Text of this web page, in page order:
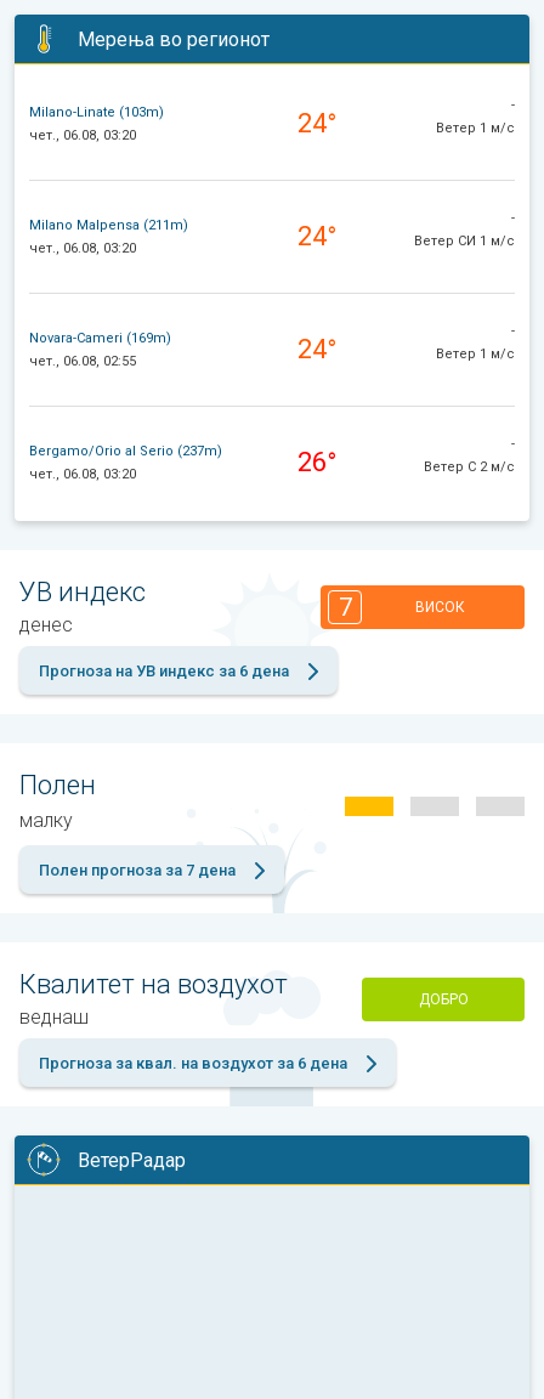
Мерења во регионот
Milano-Linate (103m)
чет., 06.08, 03:20
24°
-
Ветер 1 м/с
Milano Malpensa (211m)
чет., 06.08, 03:20
24°
-
Ветер СИ 1 м/с
Novara-Cameri (169m)
чет., 06.08, 02:55
24°
-
Ветер 1 м/с
Bergamo/Orio al Serio (237m)
чет., 06.08, 03:20
26°
-
Ветер С 2 м/с
УВ индекс
денес
7 ВИСОК
Прогноза на УВ индекс за 6 дена
Полен
малку
Полен прогноза за 7 дена
Квалитет на воздухот
веднаш
ДОБРО
Прогноза за квал. на воздухот за 6 дена
ВетерРадар